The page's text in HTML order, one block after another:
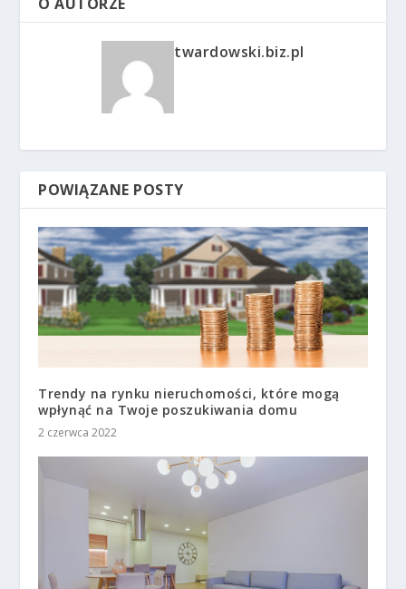
twardowski.biz.pl
POWIĄZANE POSTY
Trendy na rynku nieruchomości, które mogą
wpłynąć na Twoje poszukiwania domu
2 czerwca 2022